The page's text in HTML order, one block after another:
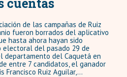
de las campañas de Ruiz
fueron borrados del aplicativo
hasta ahora hayan sido
electoral del pasado 29 de
departamento del Caquetá en
entre 7 candidatos, el ganador
Francisco Ruiz Aguilar,...